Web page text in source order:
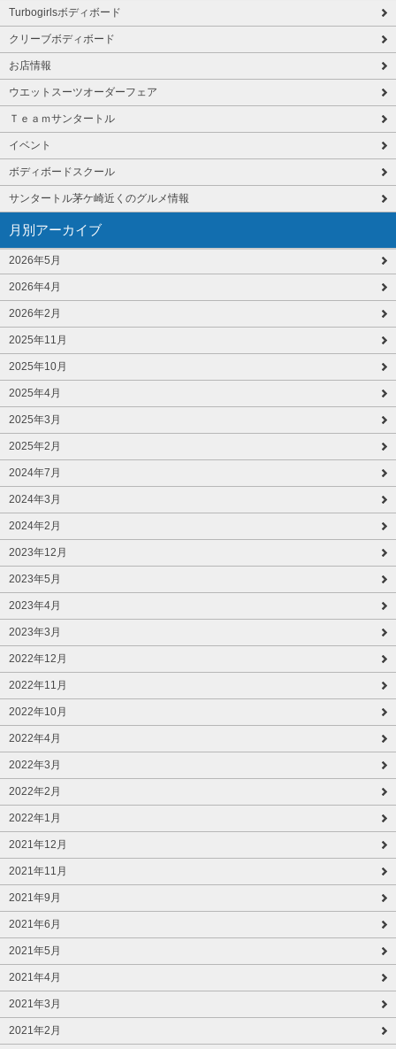
Turbogirlsボディボード
クリーブボディボード
お店情報
ウエットスーツオーダーフェア
Ｔｅａｍサンタートル
イベント
ボディボードスクール
サンタートル茅ケ崎近くのグルメ情報
月別アーカイブ
2026年5月
2026年4月
2026年2月
2025年11月
2025年10月
2025年4月
2025年3月
2025年2月
2024年7月
2024年3月
2024年2月
2023年12月
2023年5月
2023年4月
2023年3月
2022年12月
2022年11月
2022年10月
2022年4月
2022年3月
2022年2月
2022年1月
2021年12月
2021年11月
2021年9月
2021年6月
2021年5月
2021年4月
2021年3月
2021年2月